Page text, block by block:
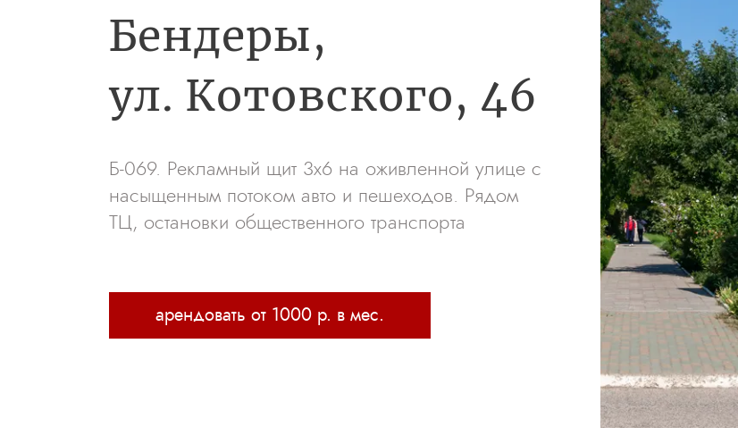
Бендеры,
ул. Котовского, 46
Б-069. Рекламный щит 3х6 на оживленной улице с
насыщенным потоком авто и пешеходов. Рядом
ТЦ, остановки общественного транспорта
арендовать от 1000 р. в мес.